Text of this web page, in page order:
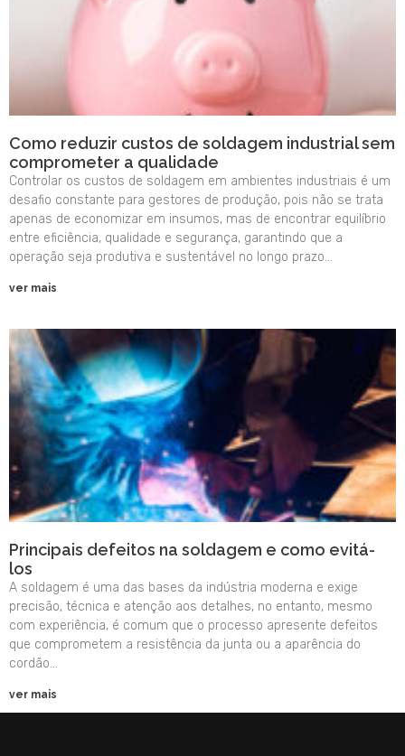
Como reduzir custos de soldagem industrial sem
comprometer a qualidade
Controlar os custos de soldagem em ambientes industriais é um
desafio constante para gestores de produção, pois não se trata
apenas de economizar em insumos, mas de encontrar equilíbrio
entre eficiência, qualidade e segurança, garantindo que a
operação seja produtiva e sustentável no longo prazo…
ver mais
Principais defeitos na soldagem e como evitá-
los
A soldagem é uma das bases da indústria moderna e exige
precisão, técnica e atenção aos detalhes, no entanto, mesmo
com experiência, é comum que o processo apresente defeitos
que comprometem a resistência da junta ou a aparência do
cordão…
ver mais